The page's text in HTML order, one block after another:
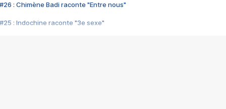
#26 : Chimène Badi raconte "Entre nous"
#25 : Indochine raconte "3e sexe"